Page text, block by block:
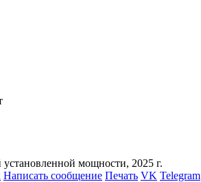
мощности, 2025 г.
Написать сообщение Печать VK Telegram